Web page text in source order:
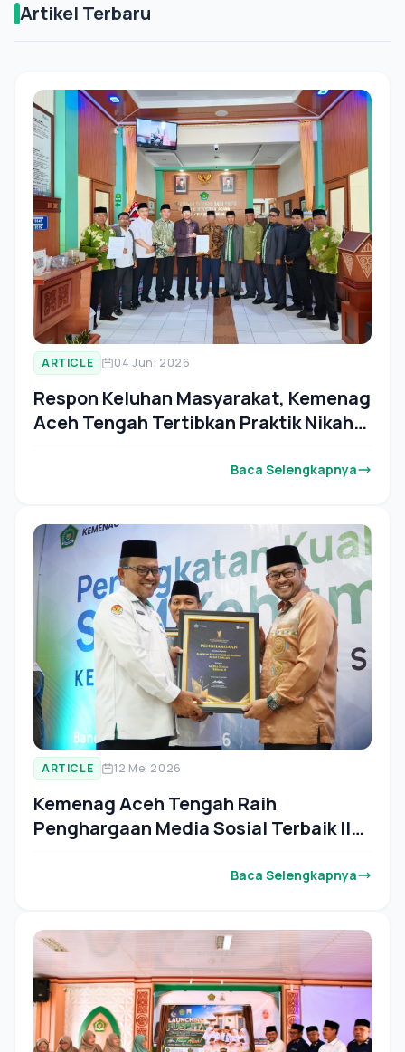
Artikel Terbaru
ARTICLE 04 Juni 2026
Respon Keluhan Masyarakat, Kemenag
Aceh Tengah Tertibkan Praktik Nikah
Baca Selengkapnya
ARTICLE 12 Mei 2026
Kemenag Aceh Tengah Raih
Penghargaan Media Sosial Terbaik II
Baca Selengkapnya